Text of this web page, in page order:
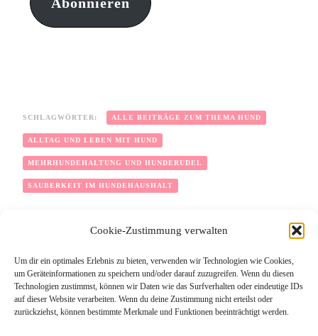
Cookie-Zustimmung verwalten
Um dir ein optimales Erlebnis zu bieten, verwenden wir Technologien wie Cookies,
um Geräteinformationen zu speichern und/oder darauf zuzugreifen. Wenn du diesen
Technologien zustimmst, können wir Daten wie das Surfverhalten oder eindeutige IDs
auf dieser Website verarbeiten. Wenn du deine Zustimmung nicht erteilst oder
zurückziehst, können bestimmte Merkmale und Funktionen beeinträchtigt werden.
SCHLAGWÖRTER: ALLE BEITRÄGE ZUM THEMA HUND
ALLTAG UND LEBEN MIT HUND
MEHRHUNDEHALTUNG UND HUNDERUDEL
SAUBERKEIT IM HUNDEHAUSHALT
VORHERIGER ARTIKEL NÄCHSTER ARTIKEL
Warum du den Hund